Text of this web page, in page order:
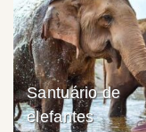
Santuário de
elefantes